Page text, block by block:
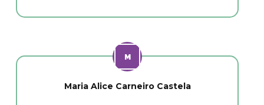
Maria Alice Carneiro Castela